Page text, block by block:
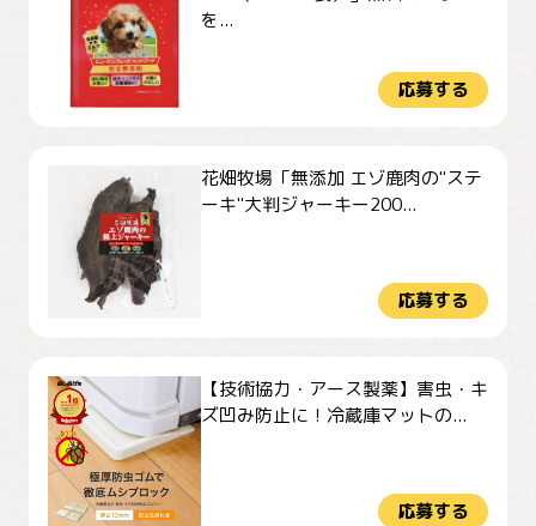
を...
応募する
花畑牧場「無添加 エゾ鹿肉の"ステ
ーキ"大判ジャーキー200...
応募する
【技術協力・アース製薬】害虫・キ
ズ凹み防止に！冷蔵庫マットの...
応募する